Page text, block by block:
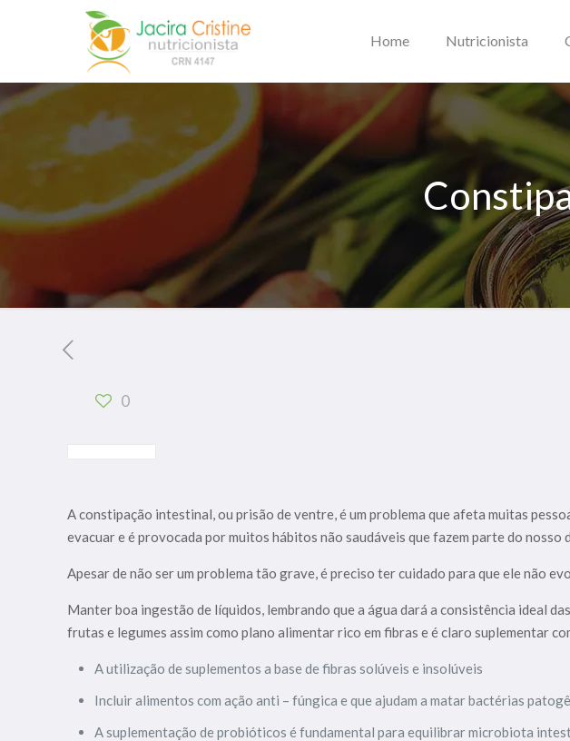
Home Nutricionista
0
A constipação intestinal, ou prisão de ventre, é um problema que afeta muitas
evacuar e é provocada por muitos hábitos não saudáveis que fazem parte do nosso
Apesar de não ser um problema tão grave, é preciso ter cuidado para que ele não
Manter boa ingestão de líquidos, lembrando que a água dará a consistência ideal
frutas e legumes assim como plano alimentar rico em fibras e é claro suplementar
A utilização de suplementos a base de fibras solúveis e insolúveis
Incluir alimentos com ação anti – fúngica e que ajudam a matar bactérias
A suplementação de probióticos é fundamental para equilibrar microbiota